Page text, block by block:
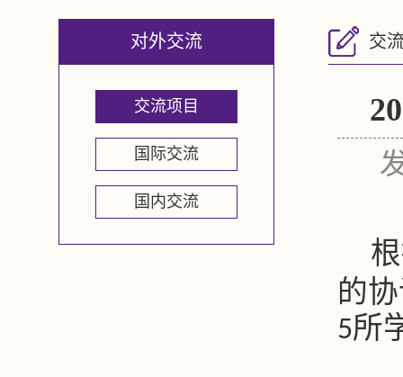
对外交流
交流项目
国际交流
国内交流
交
的
5所